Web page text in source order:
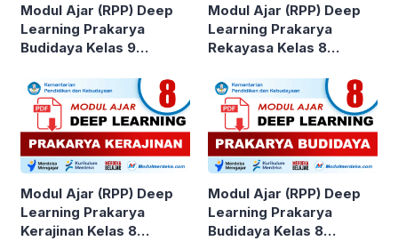
Modul Ajar (RPP) Deep
Learning Prakarya
Budidaya Kelas 9
Merdeka
Modul Ajar (RPP) Deep
Learning Prakarya
Rekayasa Kelas 8
Merdeka
Modul Ajar (RPP) Deep
Learning Prakarya
Kerajinan Kelas 8
Modul Ajar (RPP) Deep
Learning Prakarya
Budidaya Kelas 8